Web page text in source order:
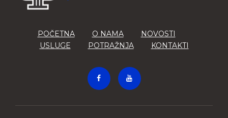
POČETNA O NAMA
NOVOSTI
USLUGE
POTRAŽNJA KONTAKTI